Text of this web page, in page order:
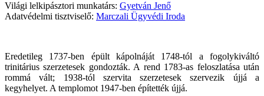
Világi lelkipásztori munkatárs: Gyetván Jenő
Adatvédelmi tisztviselő: Marczali Ügyvédi Iroda
Eredetileg 1737-ben épült kápolnáját 1748-tól a fogolykiváltó
trinitárius szerzetesek gondozták. A rend 1783-as feloszlatása után
rommá vált; 1938-tól szervita szerzetesek szervezik újjá a
kegyhelyet. A templomot 1947-ben építették újjá.